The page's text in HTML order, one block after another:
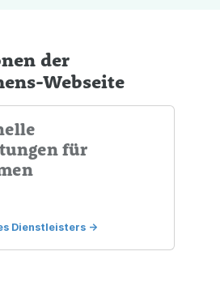
der
Webseite
für
Dienstleisters ->